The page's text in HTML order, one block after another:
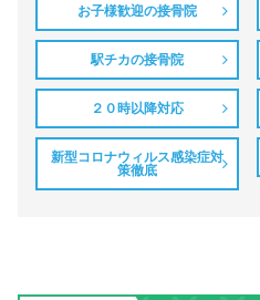
お子様歓迎の接骨院
駅チカの接骨院
２０時以降対応
新型コロナウィルス感染症対
策徹底